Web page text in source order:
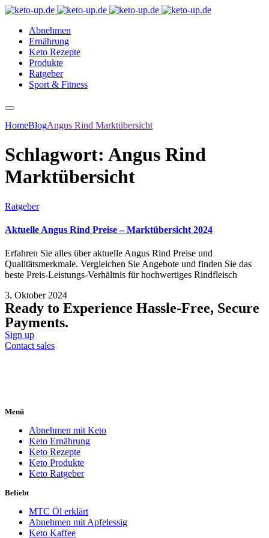
Abnehmen
Ernährung
Keto Rezepte
Produkte
Ratgeber
Sport & Fitness
HomeBlogAngus Rind Marktübersicht
Schlagwort: Angus Rind
Marktübersicht
Ratgeber
Aktuelle Angus Rind Preise – Marktübersicht 2024
Erfahren Sie alles über aktuelle Angus Rind Preise und
Qualitätsmerkmale. Vergleichen Sie Angebote und finden Sie das
beste Preis-Leistungs-Verhältnis für hochwertiges Rindfleisch
3. Oktober 2024
Ready to Experience Hassle-Free, Secure
Payments.
Sign up
Contact sales
Menü
Abnehmen mit Keto
Keto Ernährung
Keto Rezepte
Keto Produkte
Keto Ratgeber
Beliebt
MTC Öl erklärt
Abnehmen mit Apfelessig
Keto Kaffee